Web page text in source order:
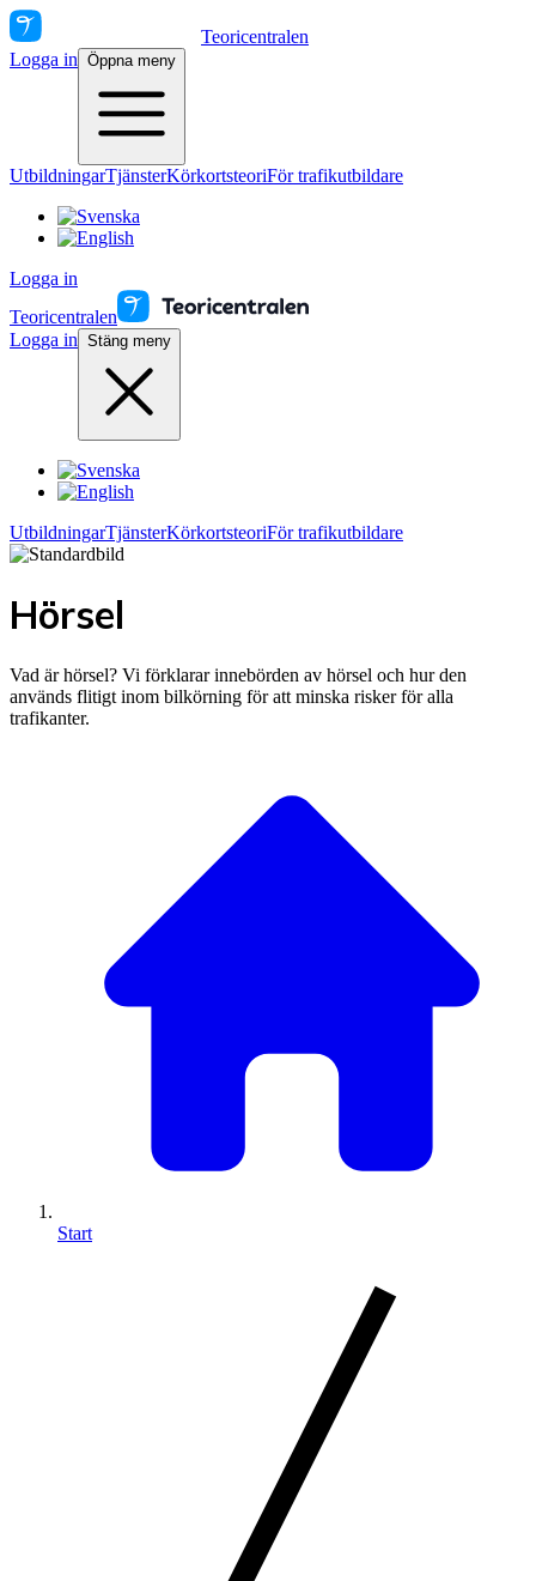
Teoricentralen
Logga in Öppna meny
UtbildningarTjänsterKörkortsteoriFör trafikutbildare
Logga in
Teoricentralen
Logga in Stäng meny
UtbildningarTjänsterKörkortsteoriFör trafikutbildare
Hörsel
Vad är hörsel? Vi förklarar innebörden av hörsel och hur den
används flitigt inom bilkörning för att minska risker för alla
trafikanter.
Start